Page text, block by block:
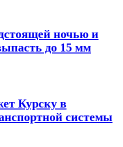
ночью и
до 15 мм
Курску в
системы